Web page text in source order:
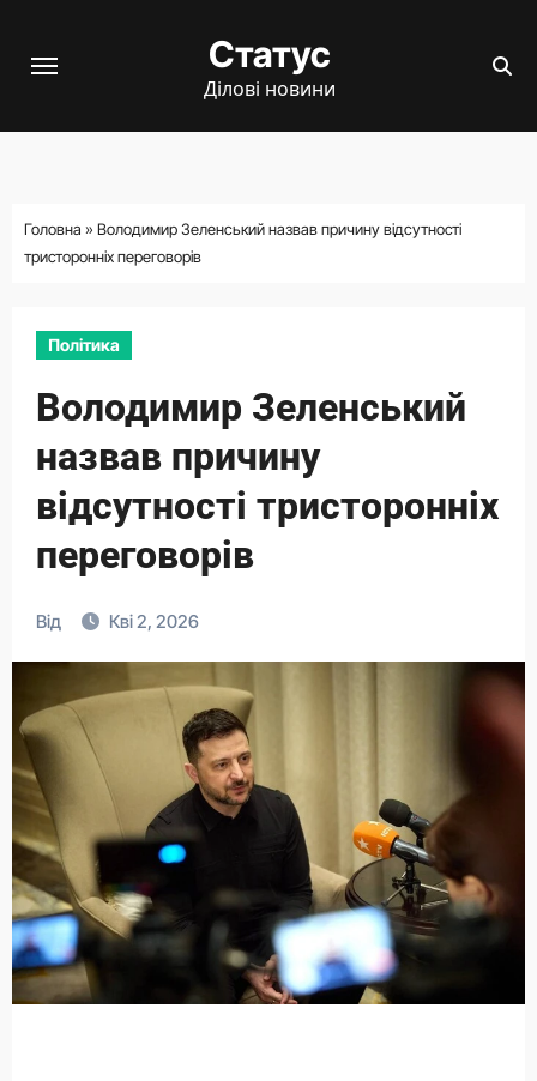
Статус
Ділові новини
Головна » Володимир Зеленський назвав причину відсутності
тристоронніх переговорів
Політика
Володимир Зеленський
назвав причину
відсутності тристоронніх
переговорів
Від Кві 2, 2026